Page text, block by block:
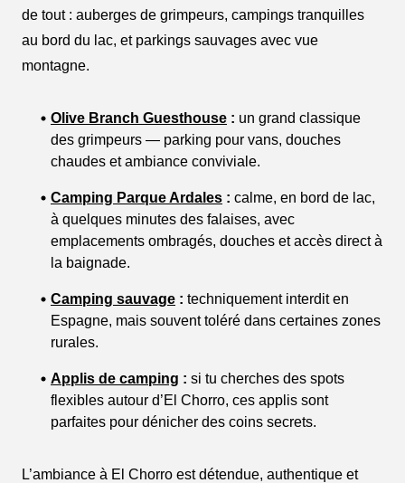
de tout : auberges de grimpeurs, campings tranquilles
au bord du lac, et parkings sauvages avec vue
montagne.
Olive Branch Guesthouse : un grand classique
des grimpeurs — parking pour vans, douches
chaudes et ambiance conviviale.
Camping Parque Ardales : calme, en bord de lac,
à quelques minutes des falaises, avec
emplacements ombragés, douches et accès direct à
la baignade.
Camping sauvage : techniquement interdit en
Espagne, mais souvent toléré dans certaines zones
rurales.
Applis de camping : si tu cherches des spots
flexibles autour d’El Chorro, ces applis sont
parfaites pour dénicher des coins secrets.
L’ambiance à El Chorro est détendue, authentique et